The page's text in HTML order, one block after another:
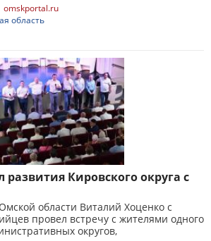
omskportal.ru
область
развития Кировского округа с
области Виталий Хоценко с
провел встречу с жителями одного
округов,